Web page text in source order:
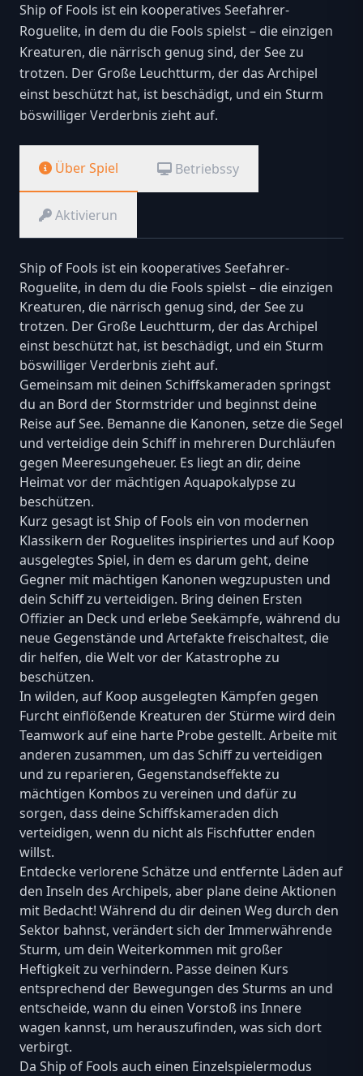
Ship of Fools ist ein kooperatives Seefahrer-
Roguelite, in dem du die Fools spielst – die einzigen
Kreaturen, die närrisch genug sind, der See zu
trotzen. Der Große Leuchtturm, der das Archipel
einst beschützt hat, ist beschädigt, und ein Sturm
böswilliger Verderbnis zieht auf.
Über Spiel Betriebssy
Aktivierun
Ship of Fools ist ein kooperatives Seefahrer-
Roguelite, in dem du die Fools spielst – die einzigen
Kreaturen, die närrisch genug sind, der See zu
trotzen. Der Große Leuchtturm, der das Archipel
einst beschützt hat, ist beschädigt, und ein Sturm
böswilliger Verderbnis zieht auf.
Gemeinsam mit deinen Schiffskameraden springst
du an Bord der Stormstrider und beginnst deine
Reise auf See. Bemanne die Kanonen, setze die Segel
und verteidige dein Schiff in mehreren Durchläufen
gegen Meeresungeheuer. Es liegt an dir, deine
Heimat vor der mächtigen Aquapokalypse zu
beschützen.
Kurz gesagt ist Ship of Fools ein von modernen
Klassikern der Roguelites inspiriertes und auf Koop
ausgelegtes Spiel, in dem es darum geht, deine
Gegner mit mächtigen Kanonen wegzupusten und
dein Schiff zu verteidigen. Bring deinen Ersten
Offizier an Deck und erlebe Seekämpfe, während du
neue Gegenstände und Artefakte freischaltest, die
dir helfen, die Welt vor der Katastrophe zu
beschützen.
In wilden, auf Koop ausgelegten Kämpfen gegen
Furcht einflößende Kreaturen der Stürme wird dein
Teamwork auf eine harte Probe gestellt. Arbeite mit
anderen zusammen, um das Schiff zu verteidigen
und zu reparieren, Gegenstandseffekte zu
mächtigen Kombos zu vereinen und dafür zu
sorgen, dass deine Schiffskameraden dich
verteidigen, wenn du nicht als Fischfutter enden
willst.
Entdecke verlorene Schätze und entfernte Läden auf
den Inseln des Archipels, aber plane deine Aktionen
mit Bedacht! Während du dir deinen Weg durch den
Sektor bahnst, verändert sich der Immerwährende
Sturm, um dein Weiterkommen mit großer
Heftigkeit zu verhindern. Passe deinen Kurs
entsprechend der Bewegungen des Sturms an und
entscheide, wann du einen Vorstoß ins Innere
wagen kannst, um herauszufinden, was sich dort
verbirgt.
Da Ship of Fools auch einen Einzelspielermodus